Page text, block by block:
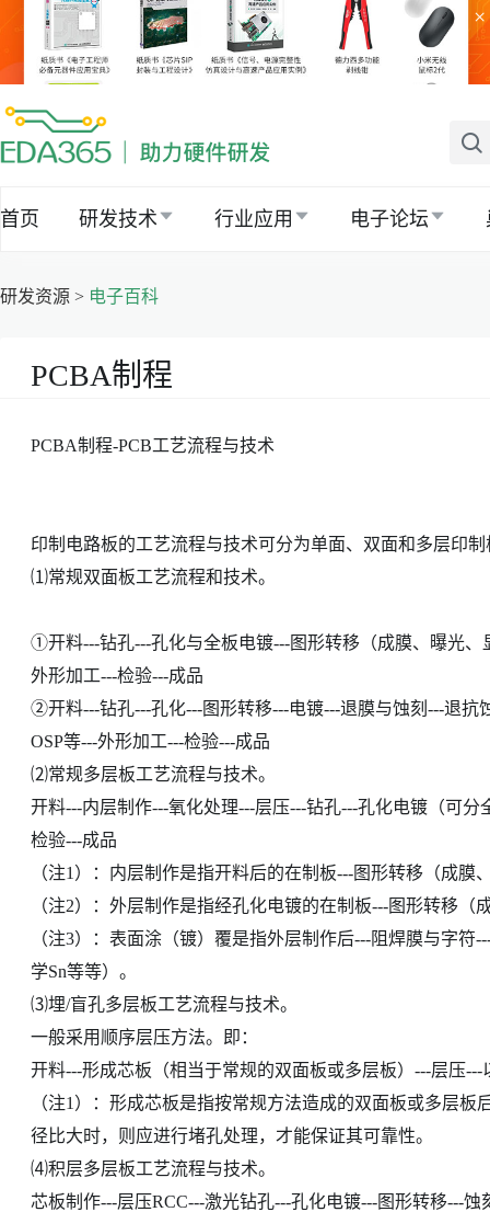
×
首页 研发技术 行业应用 电子论坛
研发资源 > 电子百科
PCBA制程
PCBA制程-PCB工艺流程与技术
印制电路板的工艺流程与技术可分为单面、双面和多层印
⑴常规双面板工艺流程和技术。
①开料---钻孔---孔化与全板电镀---图形转移（成膜、曝光
外形加工---检验---成品
②开料---钻孔---孔化---图形转移---电镀---退膜与蚀刻---退抗
OSP等---外形加工---检验---成品
⑵常规多层板工艺流程与技术。
开料---内层制作---氧化处理---层压---钻孔---孔化电镀（可
检验---成品
（注1）：内层制作是指开料后的在制板---图形转移（成
（注2）：外层制作是指经孔化电镀的在制板---图形转移
（注3）：表面涂（镀）覆是指外层制作后---阻焊膜与字
学Sn等等）。
⑶埋/盲孔多层板工艺流程与技术。
一般采用顺序层压方法。即：
开料---形成芯板（相当于常规的双面板或多层板）---层压
（注1）：形成芯板是指按常规方法造成的双面板或多层
径比大时，则应进行堵孔处理，才能保证其可靠性。
⑷积层多层板工艺流程与技术。
芯板制作---层压RCC---激光钻孔---孔化电镀---图形转移---